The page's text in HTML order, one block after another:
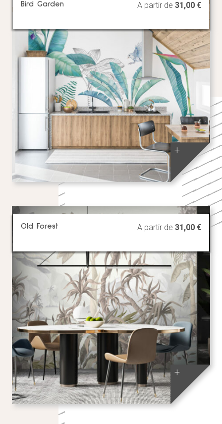
Bird Garden A partir de 31,00 €
+
Old Forest A partir de 31,00 €
+